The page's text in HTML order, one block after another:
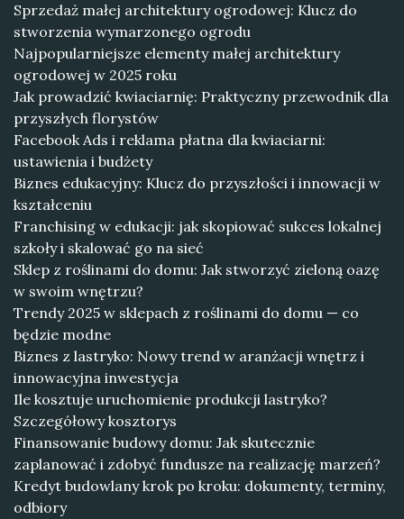
Sprzedaż małej architektury ogrodowej: Klucz do
stworzenia wymarzonego ogrodu
Najpopularniejsze elementy małej architektury
ogrodowej w 2025 roku
Jak prowadzić kwiaciarnię: Praktyczny przewodnik dla
przyszłych florystów
Facebook Ads i reklama płatna dla kwiaciarni:
ustawienia i budżety
Biznes edukacyjny: Klucz do przyszłości i innowacji w
kształceniu
Franchising w edukacji: jak skopiować sukces lokalnej
szkoły i skalować go na sieć
Sklep z roślinami do domu: Jak stworzyć zieloną oazę
w swoim wnętrzu?
Trendy 2025 w sklepach z roślinami do domu — co
będzie modne
Biznes z lastryko: Nowy trend w aranżacji wnętrz i
innowacyjna inwestycja
Ile kosztuje uruchomienie produkcji lastryko?
Szczegółowy kosztorys
Finansowanie budowy domu: Jak skutecznie
zaplanować i zdobyć fundusze na realizację marzeń?
Kredyt budowlany krok po kroku: dokumenty, terminy,
odbiory